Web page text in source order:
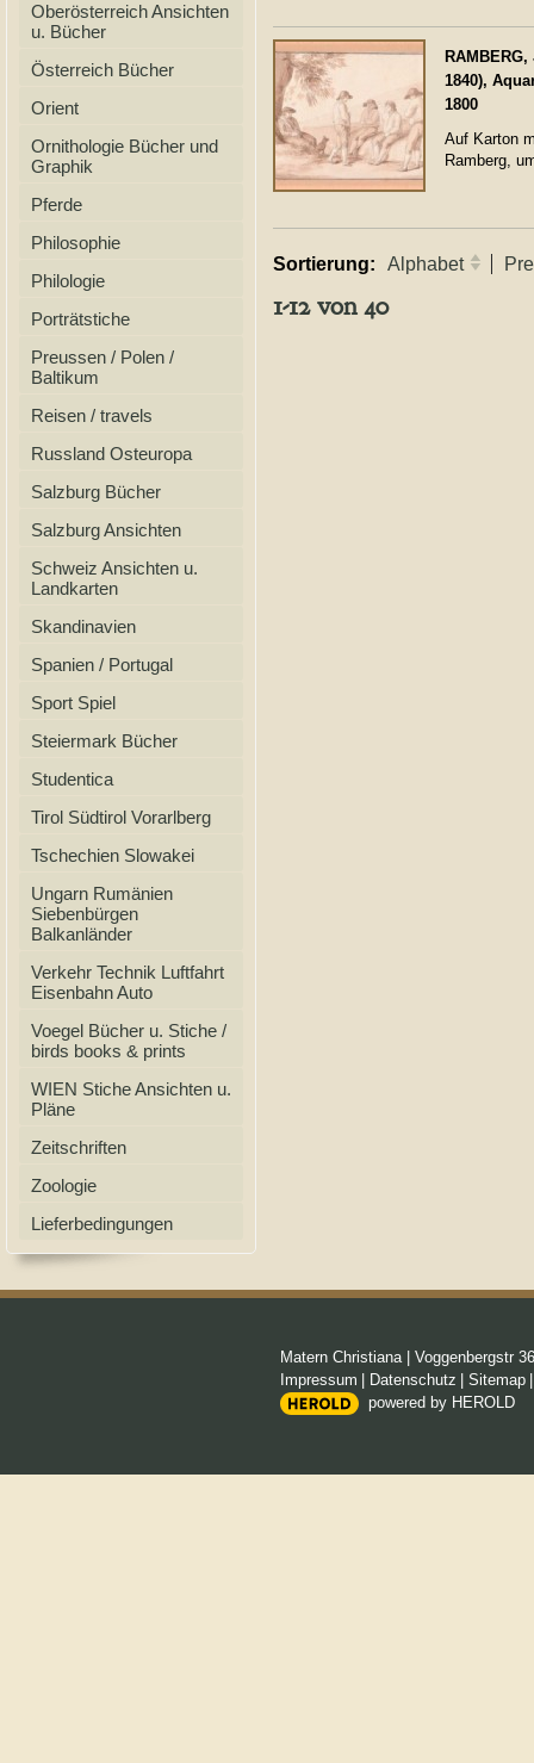
Oberösterreich Ansichten
u. Bücher
Österreich Bücher
Orient
Ornithologie Bücher und
Graphik
Pferde
Philosophie
Philologie
Porträtstiche
Preussen / Polen /
Baltikum
Reisen / travels
Russland Osteuropa
Salzburg Bücher
Salzburg Ansichten
Schweiz Ansichten u.
Landkarten
Skandinavien
Spanien / Portugal
Sport Spiel
Steiermark Bücher
Studentica
Tirol Südtirol Vorarlberg
Tschechien Slowakei
Ungarn Rumänien
Siebenbürgen
Balkanländer
Verkehr Technik Luftfahrt
Eisenbahn Auto
Voegel Bücher u. Stiche /
birds books & prints
WIEN Stiche Ansichten u.
Pläne
Zeitschriften
Zoologie
Lieferbedingungen
1840),
1800
Auf Karton
Ramberg,
Sortierung: Alphabet
1-12 von 40
Matern Christiana| Voggenbergstr 36
Impressum
Datenschutz Sitemap
powered by HEROLD